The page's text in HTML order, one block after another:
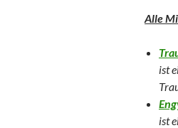
Alle
ist
ist